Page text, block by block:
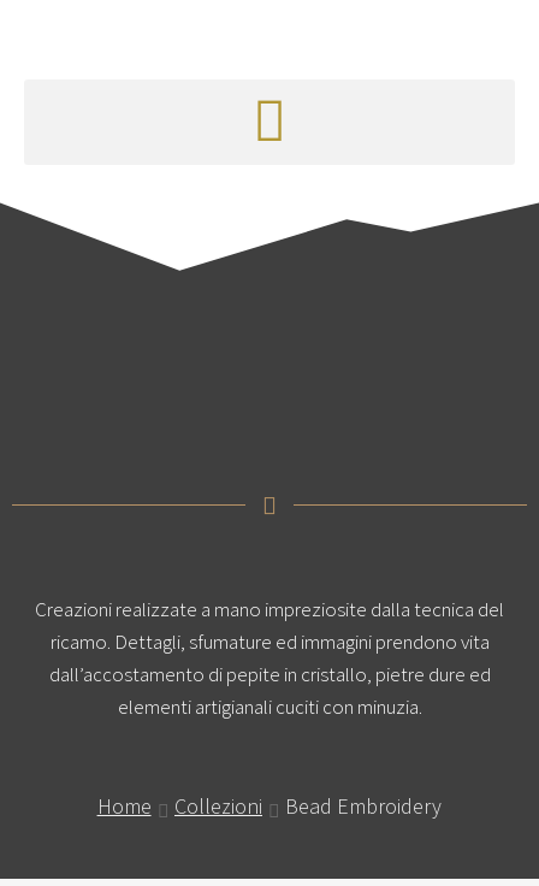
Creazioni realizzate a mano impreziosite dalla tecnica del
ricamo. Dettagli, sfumature ed immagini prendono vita
dall’accostamento di pepite in cristallo, pietre dure ed
elementi artigianali cuciti con minuzia.
Home Collezioni Bead Embroidery